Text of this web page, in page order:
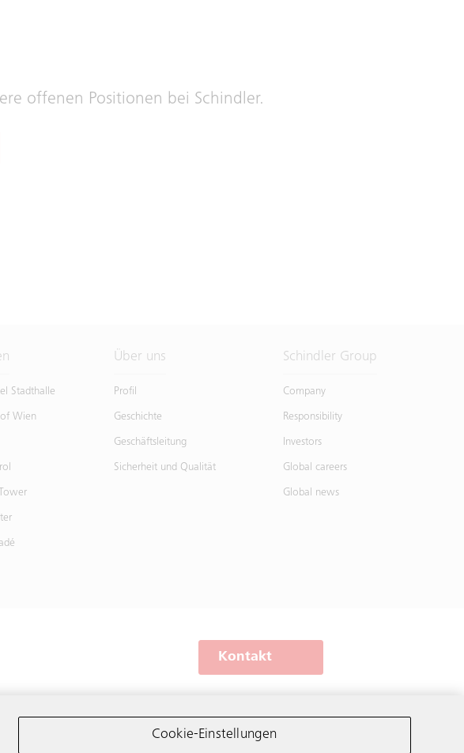
offenen Positionen bei Schindler.
Stadthalle
Wien
Über uns
Profil
Geschichte
Geschäftsleitung
Sicherheit und Qualität
Schindler Group
Company
Responsibility
Investors
Global careers
Global news
Kontakt
Cookie-Einstellungen